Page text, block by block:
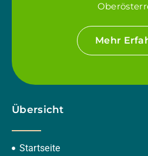
Mehr
Übersicht
Startseite